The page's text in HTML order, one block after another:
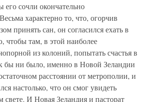
его сочли окончательно
характерно то, что, огорчив
принять сан, он согласился ехать в
там, в этой наиболее
из колоний, попытать счастья в
бы ни было, именно в Новой Зеландии
расстоянии от метрополии, и
настолько, что он смог увидеть
И Новая Зеландия и пасторат